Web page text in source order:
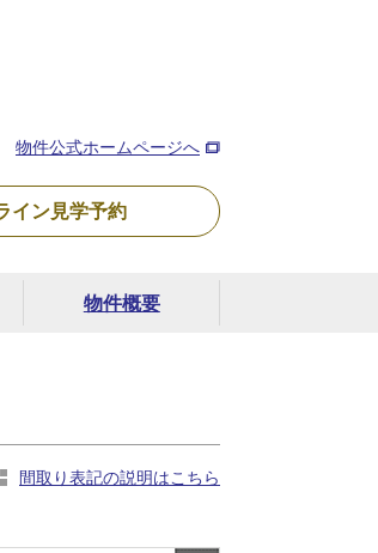
物件公式ホームページへ
イン見学予約
物件概要
間取り表記の説明はこちら